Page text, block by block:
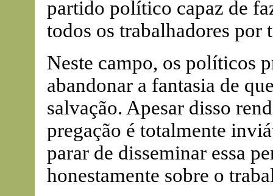
partido político capaz de
todos os trabalhadores por
Neste campo, os políticos
abandonar a fantasia de
salvação. Apesar disso
pregação é totalmente
parar de disseminar essa
honestamente sobre o